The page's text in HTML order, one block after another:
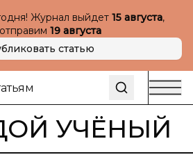
Журнал выйдет 15 августа,
19 августа
статью
УЧЁНЫЙ